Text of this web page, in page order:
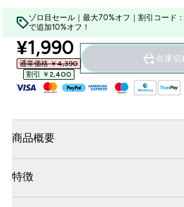
ゾロ目セール｜最大70%オフ｜割引コード
で追加10%オフ！
discounted price
¥1,990‎
通常価格 ￥4,390‎
割引 ￥2,400‎
在庫切
商品概要
特徴